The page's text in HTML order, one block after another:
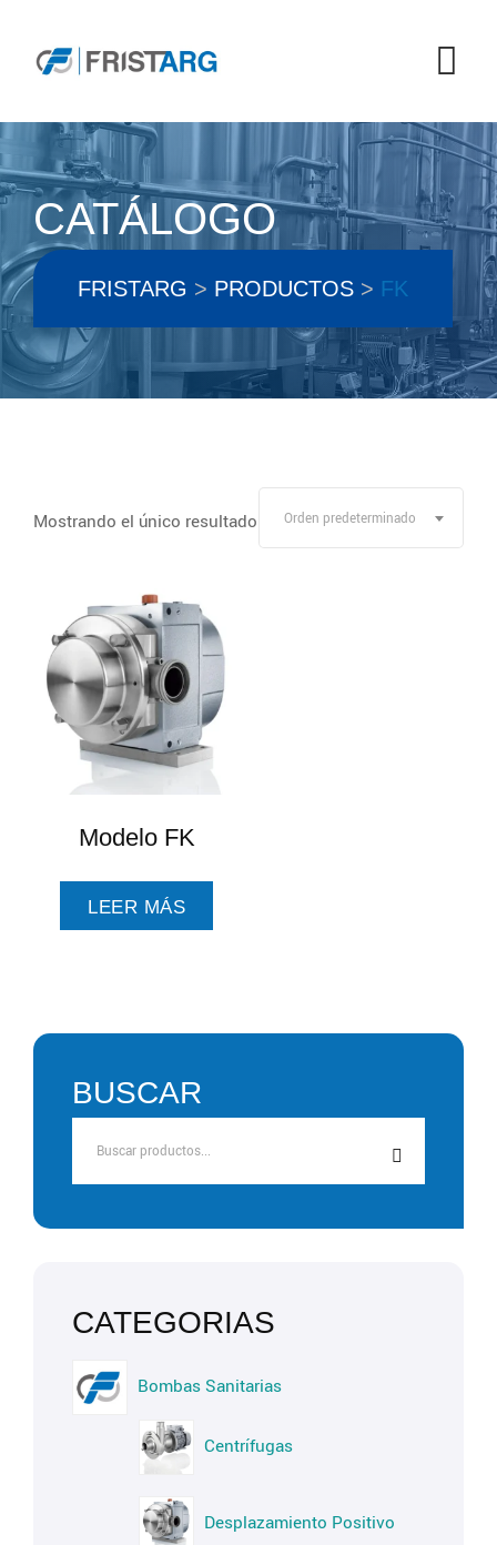
content
CATÁLOGO
FRISTARG > PRODUCTOS > FK
Mostrando el único resultado Orden predeterminado
Modelo FK
LEER MÁS
BUSCAR
Bombas Sanitarias
Centrífugas
Desplazamiento Positivo